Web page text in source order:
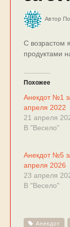
Автор
С возрастом
продуктами
Похожее
Анекдот №1
апреля 2022
21 апреля
В "Весело"
Анекдот №5
апреля 2026
23 апреля
В "Весело"
Анекдот